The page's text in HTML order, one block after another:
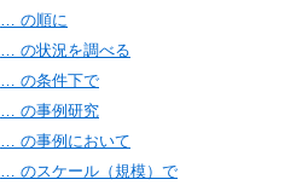
… の順に
… の状況を調べる
… の条件下で
… の事例研究
… の事例において
… のスケール（規模）で